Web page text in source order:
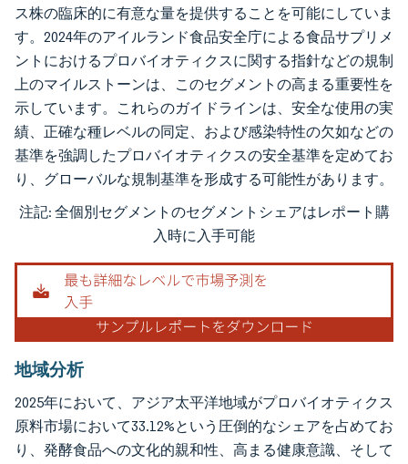
ス株の臨床的に有意な量を提供することを可能にしていま
す。2024年のアイルランド食品安全庁による食品サプリメ
ントにおけるプロバイオティクスに関する指針などの規制
上のマイルストーンは、このセグメントの高まる重要性を
示しています。これらのガイドラインは、安全な使用の実
績、正確な種レベルの同定、および感染特性の欠如などの
基準を強調したプロバイオティクスの安全基準を定めてお
り、グローバルな規制基準を形成する可能性があります。
画像 © Mordor Intelligence。再利用にはCC BY 4.0の表示が必要です。
注記: 全個別セグメントのセグメントシェアはレポート購
入時に入手可能
地域分析
2025年において、アジア太平洋地域がプロバイオティクス
原料市場において33.12%という圧倒的なシェアを占めてお
り、発酵食品への文化的親和性、高まる健康意識、そして